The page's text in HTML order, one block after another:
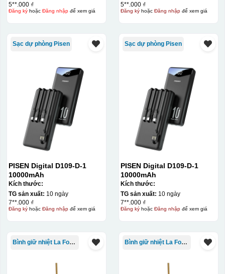
5**.000 ₫
Đăng kýhoặc Đăng nhậpđể xem giá
5**.000 ₫
Đăng kýhoặc Đăng nhậpđể xem giá
Sạc dự phòng Pisen
PISEN Digital D109-D-1
10000mAh
Kích thước:
TG sản xuất: 10 ngày
7**.000 ₫
Đăng kýhoặc Đăng nhậpđể xem giá
Sạc dự phòng Pisen
PISEN Digital D109-D-1
10000mAh
Kích thước:
TG sản xuất: 10 ngày
7**.000 ₫
Đăng kýhoặc Đăng nhậpđể xem giá
Bình giữ nhiệt La Fonte Bình giữ nhiệt La Fonte